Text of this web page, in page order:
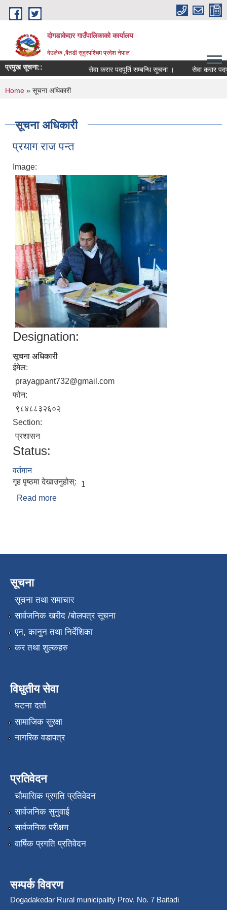
Skip to main content
दोगडाकेदार गाउँपालिकाको कार्यालय
देउलेक ,बैतडी सूदुरपश्चिम प्रदेश नेपाल
प्रमुख सूचना:: सेवा करार पदपूर्ति सम्बन्धि सूचना । सेवा करार
You are here
Home » सूचना अधिकारी
सूचना अधिकारी
प्रयाग राज पन्त
Image:
Designation:
सूचना अधिकारी
ईमेल:
prayagpant732@gmail.com
फोन:
९८४८८३२६०२
Section:
प्रशासन
Status:
वर्तमान
गृह पृष्ठमा देखाउनुहोस्:
1
Read more
सूचना
सूचना तथा समाचार
सार्वजनिक खरीद /बोलपत्र सूचना
एन, कानुन तथा निर्देशिका
कर तथा शुल्कहरु
विधुतीय सेवा
घटना दर्ता
सामाजिक सुरक्षा
नागरिक वडापत्र
प्रतिवेदन
चौमासिक प्रगति प्रतिवेदन
सार्वजनिक सुनुवाई
सार्वजनिक परीक्षण
वार्षिक प्रगति प्रतिवेदन
सम्पर्क विवरण
Dogadakedar Rural municipality Prov. No. 7 Baitadi